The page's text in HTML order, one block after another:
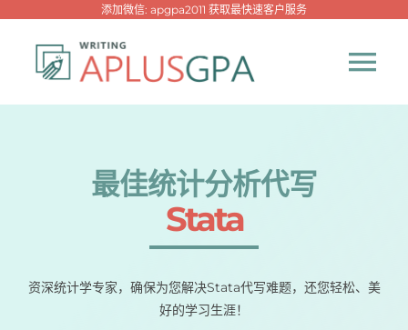
添加微信: apgpa2011 获取最快速客户服务
最佳统计分析代写
Stata
资深统计学专家，确保为您解决Stata代写难题，还您轻松、美
好的学习生涯！